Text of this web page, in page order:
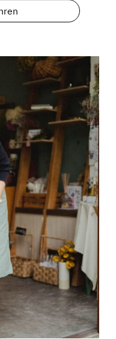
Presse